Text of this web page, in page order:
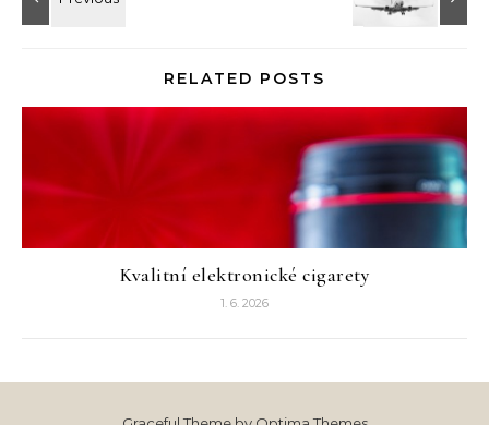
RELATED POSTS
Kvalitní elektronické cigarety
1. 6. 2026